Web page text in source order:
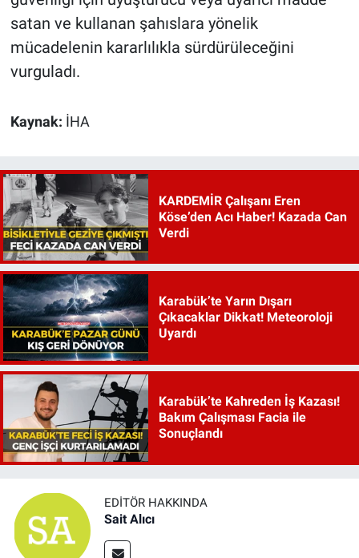
satan ve kullanan şahıslara yönelik
mücadelenin kararlılıkla sürdürüleceğini
vurguladı.
Kaynak: İHA
KARDEMİR Çalışanı Eren
Köse’den Acı Haber! Kazada Can
Verdi
Karabük’te Yarın Dışarı
Çıkacaklar Dikkat! Meteoroloji
Uyardı
Karabük’te Kahreden İş Kazası!
Bakım Çalışması Facia ile
Sonuçlandı
EDITÖR HAKKINDA
Sait Alıcı